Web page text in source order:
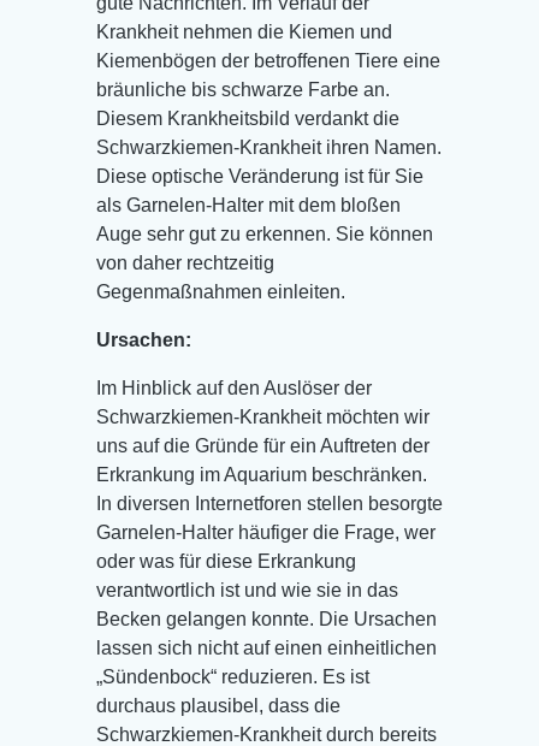
Krankheit nehmen die Kiemen und
Kiemenbögen der betroffenen Tiere eine
bräunliche bis schwarze Farbe an.
Diesem Krankheitsbild verdankt die
Schwarzkiemen-Krankheit ihren Namen.
Diese optische Veränderung ist für Sie
als Garnelen-Halter mit dem bloßen
Auge sehr gut zu erkennen. Sie können
von daher rechtzeitig
Gegenmaßnahmen einleiten.
Ursachen:
Im Hinblick auf den Auslöser der
Schwarzkiemen-Krankheit möchten wir
uns auf die Gründe für ein Auftreten der
Erkrankung im Aquarium beschränken.
In diversen Internetforen stellen besorgte
Garnelen-Halter häufiger die Frage, wer
oder was für diese Erkrankung
verantwortlich ist und wie sie in das
Becken gelangen konnte. Die Ursachen
lassen sich nicht auf einen einheitlichen
„Sündenbock“ reduzieren. Es ist
durchaus plausibel, dass die
Schwarzkiemen-Krankheit durch bereits